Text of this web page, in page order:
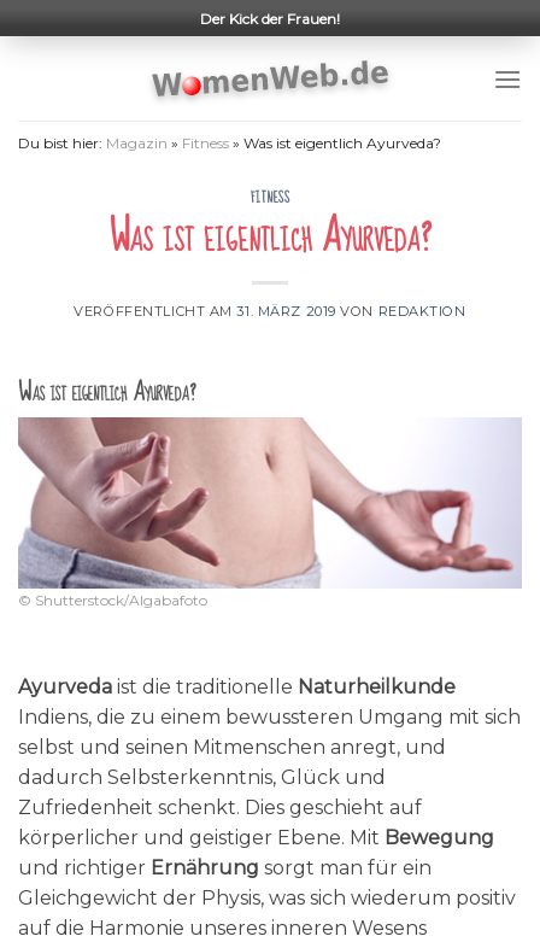
to
Der Kick der Frauen!
Du bist hier: Magazin » Fitness » Was ist eigentlich Ayurveda?
FITNESS
Was ist eigentlich Ayurveda?
VERÖFFENTLICHT AM31. MÄRZ 2019 VON REDAKTION
Was ist eigentlich Ayurveda?
© Shutterstock/Algabafoto
Ayurveda ist die traditionelle Naturheilkunde
Indiens, die zu einem bewussteren Umgang mit sich
selbst und seinen Mitmenschen anregt, und
dadurch Selbsterkenntnis, Glück und
Zufriedenheit schenkt. Dies geschieht auf
körperlicher und geistiger Ebene. Mit Bewegung
und richtiger Ernährung sorgt man für ein
Gleichgewicht der Physis, was sich wiederum positiv
auf die Harmonie unseres inneren Wesens